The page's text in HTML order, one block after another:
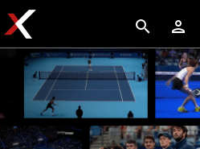
search person